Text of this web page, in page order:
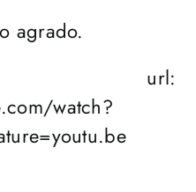
agrado.
url:
watch?